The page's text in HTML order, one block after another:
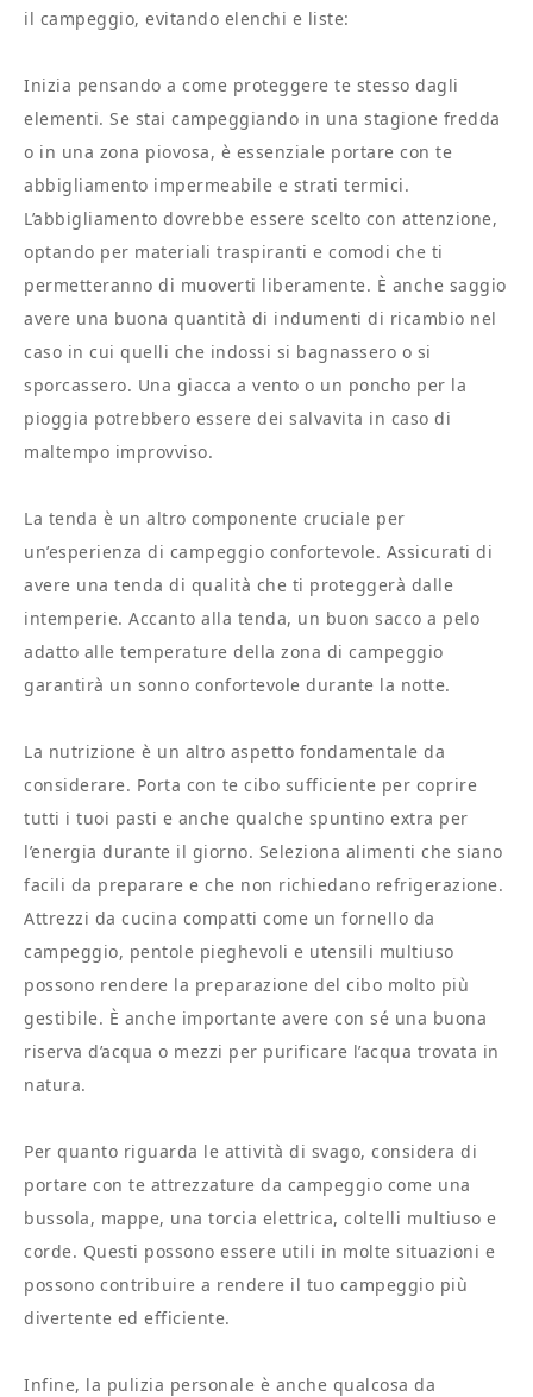
il campeggio, evitando elenchi e liste:
Inizia pensando a come proteggere te stesso dagli
elementi. Se stai campeggiando in una stagione fredda
o in una zona piovosa, è essenziale portare con te
abbigliamento impermeabile e strati termici.
L’abbigliamento dovrebbe essere scelto con attenzione,
optando per materiali traspiranti e comodi che ti
permetteranno di muoverti liberamente. È anche saggio
avere una buona quantità di indumenti di ricambio nel
caso in cui quelli che indossi si bagnassero o si
sporcassero. Una giacca a vento o un poncho per la
pioggia potrebbero essere dei salvavita in caso di
maltempo improvviso.
La tenda è un altro componente cruciale per
un’esperienza di campeggio confortevole. Assicurati di
avere una tenda di qualità che ti proteggerà dalle
intemperie. Accanto alla tenda, un buon sacco a pelo
adatto alle temperature della zona di campeggio
garantirà un sonno confortevole durante la notte.
La nutrizione è un altro aspetto fondamentale da
considerare. Porta con te cibo sufficiente per coprire
tutti i tuoi pasti e anche qualche spuntino extra per
l’energia durante il giorno. Seleziona alimenti che siano
facili da preparare e che non richiedano refrigerazione.
Attrezzi da cucina compatti come un fornello da
campeggio, pentole pieghevoli e utensili multiuso
possono rendere la preparazione del cibo molto più
gestibile. È anche importante avere con sé una buona
riserva d’acqua o mezzi per purificare l’acqua trovata in
natura.
Per quanto riguarda le attività di svago, considera di
portare con te attrezzature da campeggio come una
bussola, mappe, una torcia elettrica, coltelli multiuso e
corde. Questi possono essere utili in molte situazioni e
possono contribuire a rendere il tuo campeggio più
divertente ed efficiente.
Infine, la pulizia personale è anche qualcosa da